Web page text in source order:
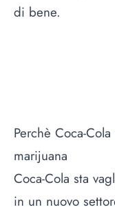
di bene.
Perchè Coca-
marijuana
Coca-Cola sta
in un nuovo